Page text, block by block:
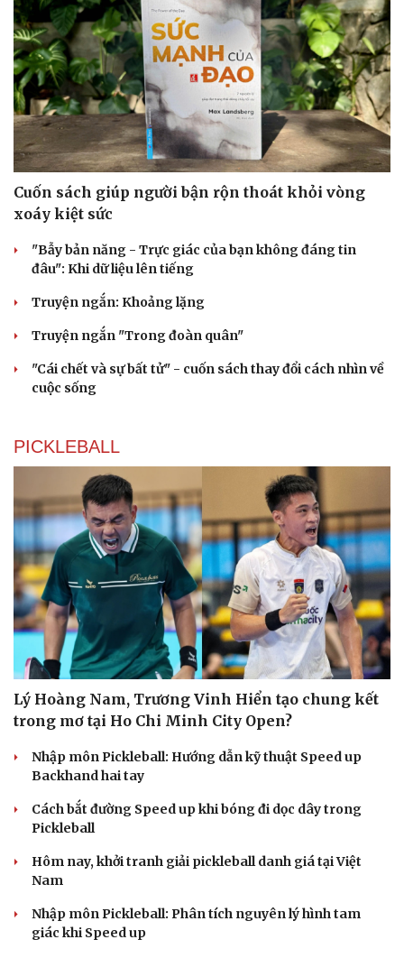
Cải chính
Cuốn sách giúp người bận rộn thoát khỏi vòng
xoáy kiệt sức
"Bẫy bản năng - Trực giác của bạn không đáng tin
đâu": Khi dữ liệu lên tiếng
Truyện ngắn: Khoảng lặng
Truyện ngắn "Trong đoàn quân"
"Cái chết và sự bất tử" - cuốn sách thay đổi cách nhìn về
cuộc sống
PICKLEBALL
Lý Hoàng Nam, Trương Vinh Hiển tạo chung kết
trong mơ tại Ho Chi Minh City Open?
Nhập môn Pickleball: Hướng dẫn kỹ thuật Speed up
Backhand hai tay
Cách bắt đường Speed up khi bóng đi dọc dây trong
Pickleball
Hôm nay, khởi tranh giải pickleball danh giá tại Việt
Nam
Nhập môn Pickleball: Phân tích nguyên lý hình tam
giác khi Speed up